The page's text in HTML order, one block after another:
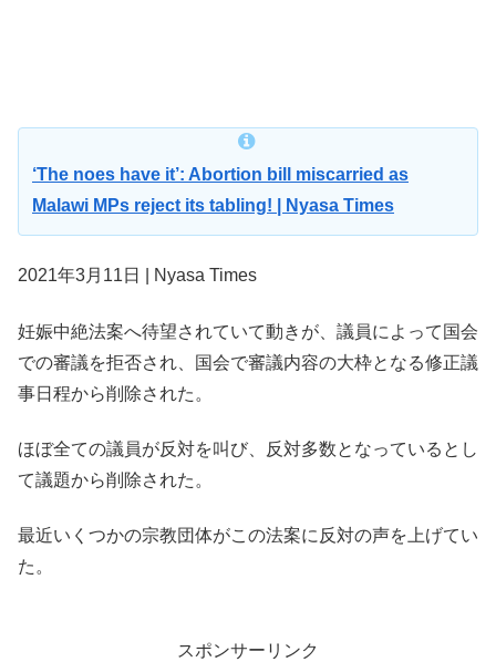
‘The noes have it’: Abortion bill miscarried as
Malawi MPs reject its tabling! | Nyasa Times
2021年3月11日 | Nyasa Times
妊娠中絶法案へ待望されていて動きが、議員によって国会
での審議を拒否され、国会で審議内容の大枠となる修正議
事日程から削除された。
ほぼ全ての議員が反対を叫び、反対多数となっているとし
て議題から削除された。
最近いくつかの宗教団体がこの法案に反対の声を上げてい
た。
スポンサーリンク